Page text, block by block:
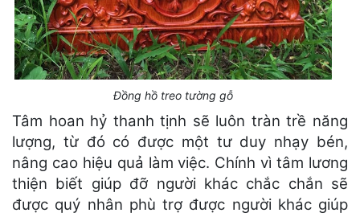
Đồng hồ treo tường gỗ
Tâm hoan hỷ thanh tịnh sẽ luôn tràn trề năng
lượng, từ đó có được một tư duy nhạy bén,
nâng cao hiệu quả làm việc. Chính vì tâm lương
thiện biết giúp đỡ người khác chắc chắn sẽ
được quý nhân phù trợ được người khác giúp